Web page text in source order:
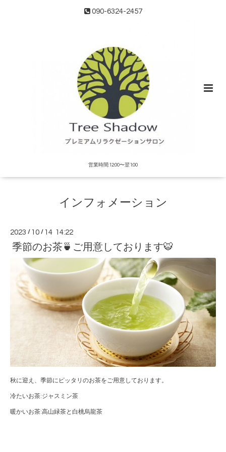
090-6324-2457
営業時間:12:00〜翌1:00
インフォメーション
2023 / 10 / 14 14:22
季節のお茶🍵ご用意しております🐯
秋に迎え、季節にピッタリのお茶をご用意しております。
冷たいお茶:ジャスミン茶
暖かいお茶:高山緑茶と白桃烏龍茶